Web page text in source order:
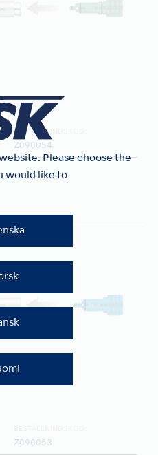
Please choose the
would like to.
BESTÄLLNINGSKOD:
Z090054
Z090053